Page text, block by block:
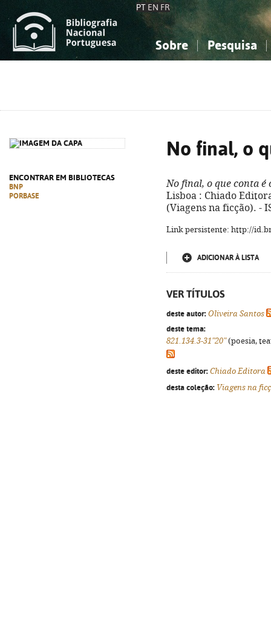
PT EN FR
Sobre Pesquisa
ENCONTRAR EM BIBLIOTECAS
BNP
PORBASE
No final, o
No final, o que conta é
Lisboa : Chiado
(Viagens na ficção). -
Link persistente: http://
ADICIONAR À LISTA
VER TÍTULOS
deste autor: Oliveira Santos
deste tema:
821.134.3-31"20"(poesia,
deste editor: Chiado Editora
desta coleção: Viagens na